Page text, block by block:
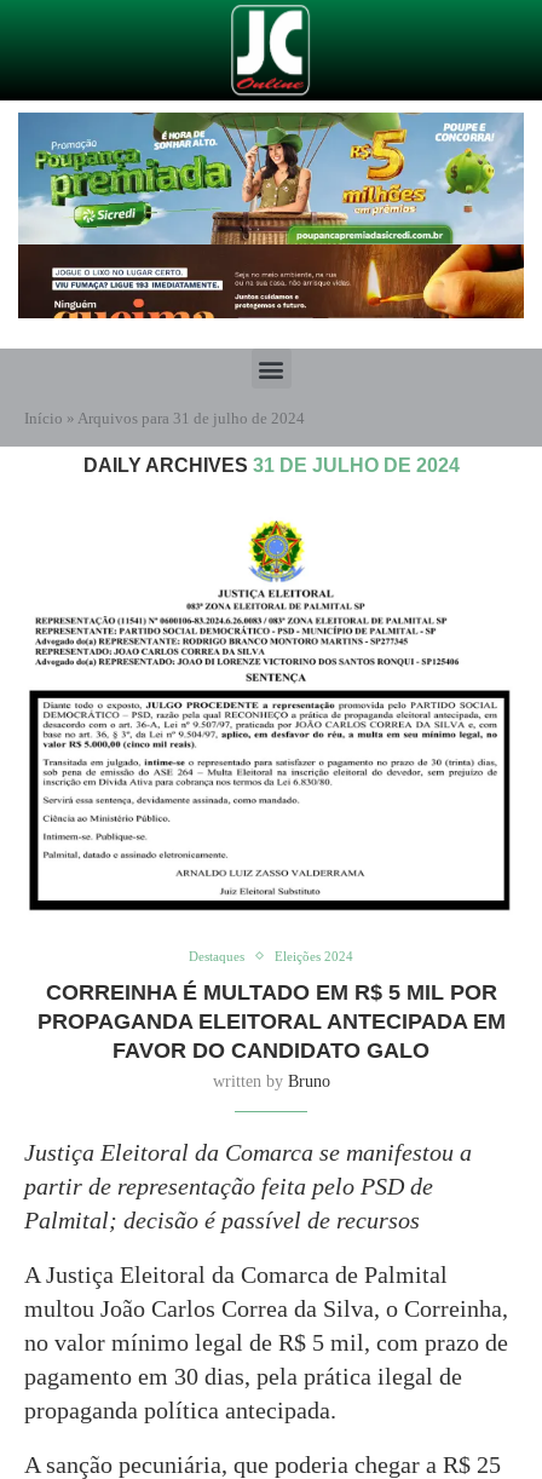
Início » Arquivos para 31 de julho de 2024
DAILY ARCHIVES 31 DE JULHO DE 2024
Destaques Eleições 2024
CORREINHA É MULTADO EM R$ 5 MIL POR
PROPAGANDA ELEITORAL ANTECIPADA EM
FAVOR DO CANDIDATO GALO
written by Bruno
Justiça Eleitoral da Comarca se manifestou a
partir de representação feita pelo PSD de
Palmital; decisão é passível de recursos
A Justiça Eleitoral da Comarca de Palmital
multou João Carlos Correa da Silva, o Correinha,
no valor mínimo legal de R$ 5 mil, com prazo de
pagamento em 30 dias, pela prática ilegal de
propaganda política antecipada.
A sanção pecuniária, que poderia chegar a R$ 25